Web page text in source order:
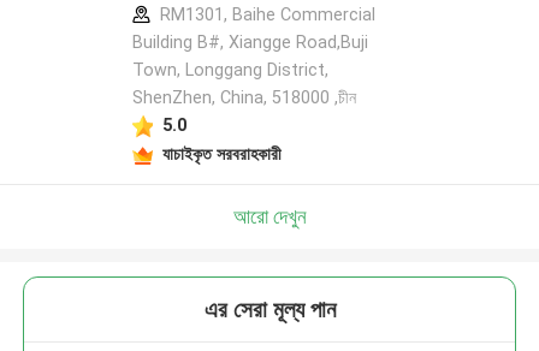
RM1301, Baihe Commercial
Building B#, Xiangge Road,Buji
Town, Longgang District,
ShenZhen, China, 518000 ,চীন
5.0
যাচাইকৃত সরবরাহকারী
আরো দেখুন
এর সেরা মূল্য পান